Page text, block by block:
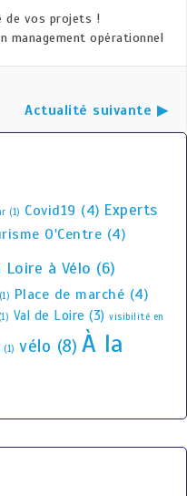
de vos projets !
management opérationnel
Actualité suivante ▶
(1) Covid19 (4) Experts
O'Centre (4)
Loire à Vélo (6)
(1) Place de marché (4)
(1) Val de Loire (3) visibilité en
(1) vélo (8) À la